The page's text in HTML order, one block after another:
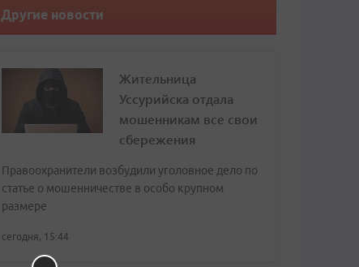
Другие новости
Жительница
Уссурийска отдала
мошенникам все свои
сбережения
Правоохранители возбудили уголовное дело по
статье о мошенничестве в особо крупном
размере
сегодня, 15:44